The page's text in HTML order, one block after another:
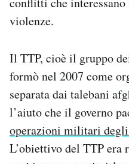
violenze.
Il TTP, cioè il gruppo
formò nel 2007 come
separata dai talebani
l’aiuto che il governo
operazioni militari
L’obiettivo del TTP era